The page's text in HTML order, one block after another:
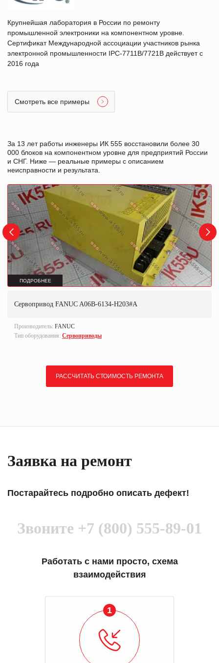
Крупнейшая лаборатория в России по ремонту
промышленной электроники на компонентном уровне.
Сертификат Международной ассоциации участников рынка
электронной промышленности IPC-7711B/7721B действует с
2016 года
Смотреть все примеры
За 13 лет работы инженеры ИК 555 восстановили более 30
000 блоков на компонентном уровне для предприятий России
и СНГ. Ниже — реальные примеры с описанием
неисправности и результата.
ПОДРОБНЕЕ
Сервопривод FANUC A06B-6134-H203#A
Производитель: FANUC
Тип оборудования: Сервоприводы
РАССЧИТАТЬ СТОИМОСТЬ РЕМОНТА
Заявка на ремонт
Постарайтесь подробно описать дефект!
Звоните +7 (800) 555-89-01
Работать с нами просто, схема
взаимодействия
1